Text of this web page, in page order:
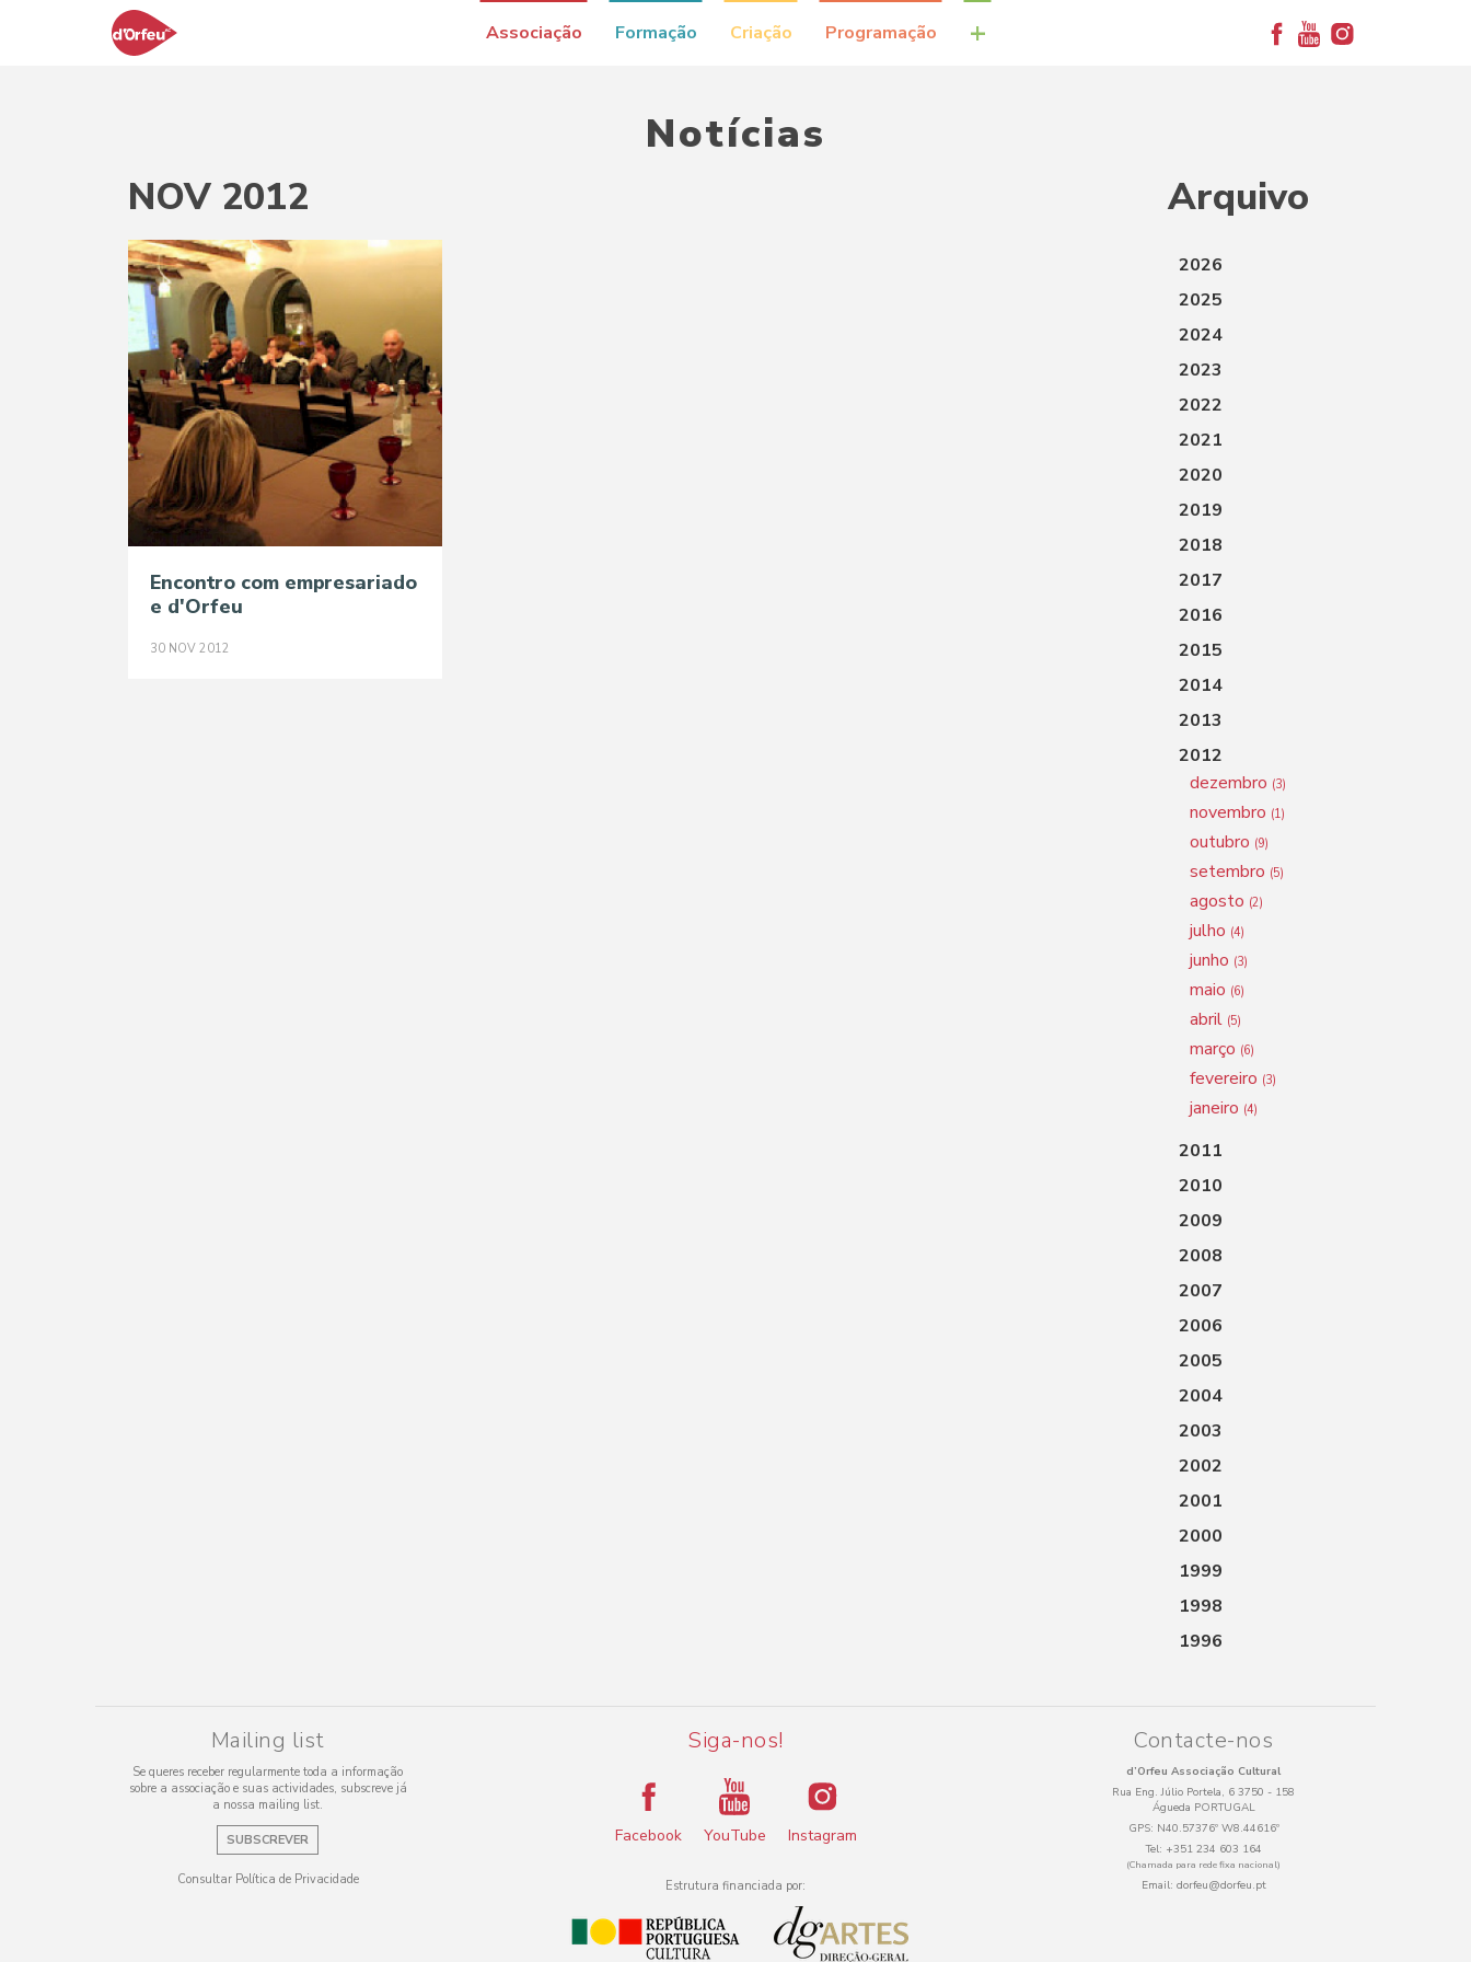
Associação Formação Criação Programação +
Notícias
NOV 2012
Encontro com empresariado
e d'Orfeu
30 NOV 2012
Arquivo
2026
2025
2024
2023
2022
2021
2020
2019
2018
2017
2016
2015
2014
2013
2012
dezembro (3)
novembro (1)
outubro (9)
setembro (5)
agosto (2)
julho (4)
junho (3)
maio (6)
abril (5)
março (6)
fevereiro (3)
janeiro (4)
2011
2010
2009
2008
2007
2006
2005
2004
2003
2002
2001
2000
1999
1998
1996
Mailing list
Se queres receber regularmente toda a informação
sobre a associação e suas actividades, subscreve já
a nossa mailing list.
SUBSCREVER
Consultar Política de Privacidade
Siga-nos!
Facebook YouTube Instagram
Estrutura financiada por:
Contacte-nos
d’Orfeu Associação Cultural
Rua Eng. Júlio Portela, 6 3750 - 158
Águeda PORTUGAL
GPS: N40.57376º W8.44616º
Tel: +351 234 603 164
(Chamada para rede fixa nacional)
Email: dorfeu@dorfeu.pt